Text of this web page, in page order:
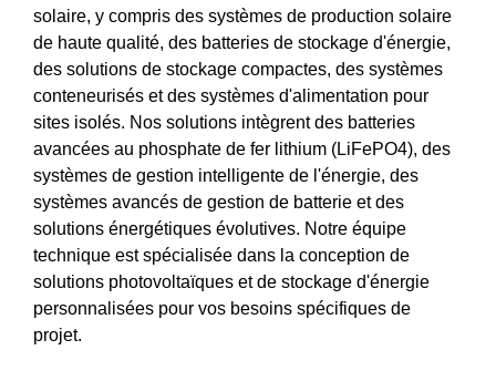
solaire, y compris des systèmes de production solaire
de haute qualité, des batteries de stockage d'énergie,
des solutions de stockage compactes, des systèmes
conteneurisés et des systèmes d'alimentation pour
sites isolés. Nos solutions intègrent des batteries
avancées au phosphate de fer lithium (LiFePO4), des
systèmes de gestion intelligente de l'énergie, des
systèmes avancés de gestion de batterie et des
solutions énergétiques évolutives. Notre équipe
technique est spécialisée dans la conception de
solutions photovoltaïques et de stockage d'énergie
personnalisées pour vos besoins spécifiques de
projet.